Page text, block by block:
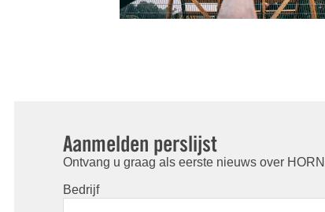
Aanmelden perslijst
Ontvang u graag als eerste nieuws over
Bedrijf